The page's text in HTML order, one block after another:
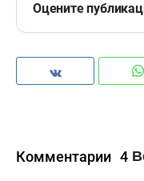
Оцените
Комментарии 4